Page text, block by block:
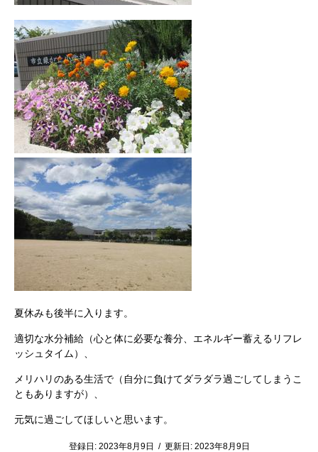
夏休みも後半に入ります。
適切な水分補給（心と体に必要な養分、エネルギー蓄えるリフレ
ッシュタイム）、
メリハリのある生活で（自分に負けてダラダラ過ごしてしまうこ
ともありますが）、
元気に過ごしてほしいと思います。
登録日: 2023年8月9日 / 更新日: 2023年8月9日